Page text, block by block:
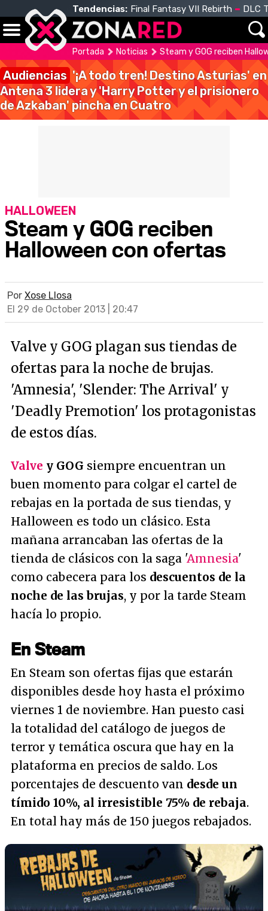
Tendencias: Final Fantasy VII Rebirth DLC
Portada Noticias Steam y GOG reciben
Audiencias '¡A todo tren! Destino Asturias' en
Antena 3 lidera y 'Harry Potter y el prisionero
de Azkaban' pincha en Cuatro
Steam y GOG reciben
Halloween con ofertas
HALLOWEEN
Por Xose Llosa
El 29 de October 2013 | 20:47
Valve y GOG plagan sus tiendas de
ofertas para la noche de brujas.
'Amnesia', 'Slender: The Arrival' y
'Deadly Premotion' los protagonistas
de estos días.
Valve y GOG siempre encuentran un
buen momento para colgar el cartel de
rebajas en la portada de sus tiendas, y
Halloween es todo un clásico. Esta
mañana arrancaban las ofertas de la
tienda de clásicos con la saga 'Amnesia'
como cabecera para los descuentos de la
noche de las brujas, y por la tarde Steam
hacía lo propio.
En Steam
En Steam son ofertas fijas que estarán
disponibles desde hoy hasta el próximo
viernes 1 de noviembre. Han puesto casi
la totalidad del catálogo de juegos de
terror y temática oscura que hay en la
plataforma en precios de saldo. Los
porcentajes de descuento van desde un
tímido 10%, al irresistible 75% de rebaja.
En total hay más de 150 juegos rebajados.